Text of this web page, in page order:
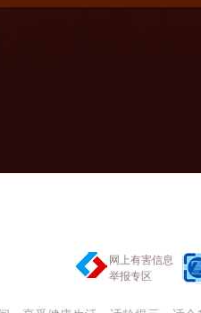
网上有害信息
举报专区